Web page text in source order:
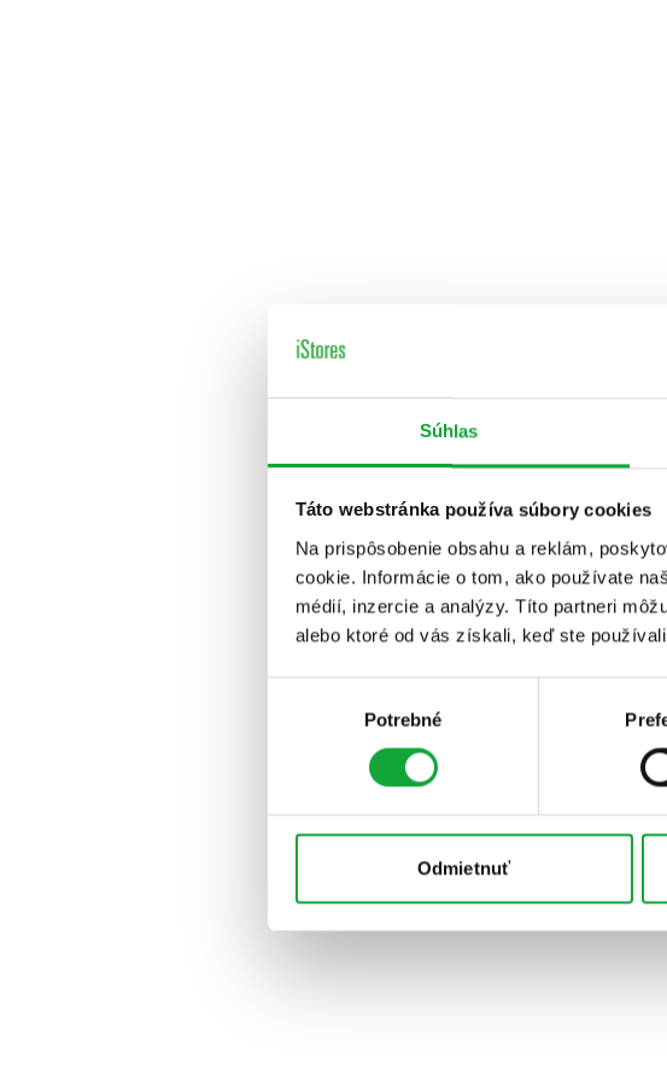
Súhlas
Táto webstránka používa súbory cookies
Na prispôsobenie obsahu a reklám,
cookie. Informácie o tom, ako používate
médií, inzercie a analýzy. Títo partneri
alebo ktoré od vás získali, keď ste
Potrebné
Odmietnuť